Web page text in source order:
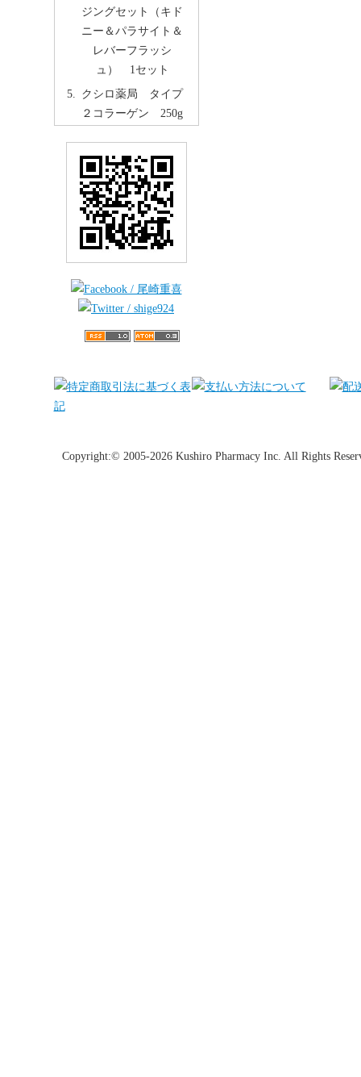
ジングセット（キド
ニー＆パラサイト＆
レバーフラッシ
ュ） 1セット
クシロ薬局 タイプ
２コラーゲン 250g
Copyright:© 2005-2026 Kushiro Pharmacy Inc. All Rights